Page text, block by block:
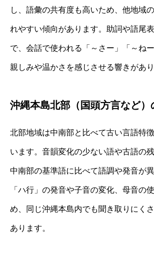
し、語彙の共有度も高いため、他地域
れやすい傾向があります。助詞や語尾
で、会話で使われる「～さー」「～ね
親しみや温かさを感じさせる響きがあり
沖縄本島北部（国頭方言など）
北部地域は中南部と比べて古い言語特
います。音韻変化の少ない語や古語の
中南部の基準語に比べて語調や発音が
「ハ行」の発音や子音の変化、母音の
め、同じ沖縄本島内でも聞き取りにく
あります。